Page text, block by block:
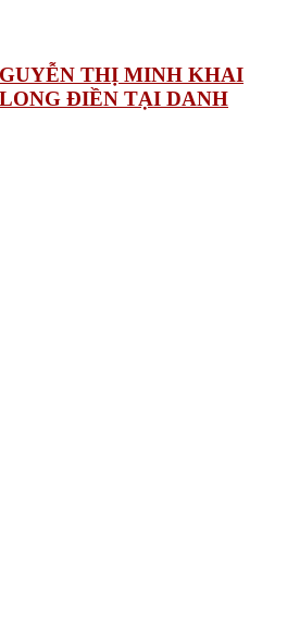
THỊ MINH KHAI
ĐIỀN TẠI DANH